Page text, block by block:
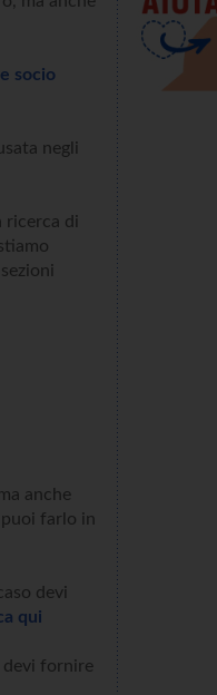
socio
negli
ricerca di
anche
farlo in
devi
qui
devi fornire